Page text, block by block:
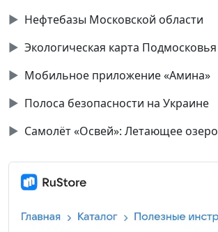
▶ Нефтебазы Московской области
▶ Экологическая карта Подмосковья
▶ Мобильное приложение «Амина»
▶ Полоса безопасности на Украине
▶ Самолёт «Освей»: Летающее озеро